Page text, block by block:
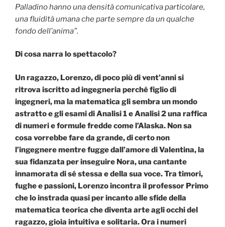
Palladino hanno una densità comunicativa particolare,
una fluidità umana che parte sempre da un qualche
fondo dell’anima”.
Di cosa narra lo spettacolo?
Un ragazzo, Lorenzo, di poco più di vent’anni si
ritrova iscritto ad ingegneria perché figlio di
ingegneri, ma la matematica gli sembra un mondo
astratto e gli esami di Analisi 1 e Analisi 2 una raffica
di numeri e formule fredde come l’Alaska. Non sa
cosa vorrebbe fare da grande, di certo non
l’ingegnere mentre fugge dall’amore di Valentina, la
sua fidanzata per inseguire Nora, una cantante
innamorata di sé stessa e della sua voce. Tra timori,
fughe e passioni, Lorenzo incontra il professor Primo
che lo instrada quasi per incanto alle sfide della
matematica teorica che diventa arte agli occhi del
ragazzo, gioia intuitiva e solitaria. Ora i numeri